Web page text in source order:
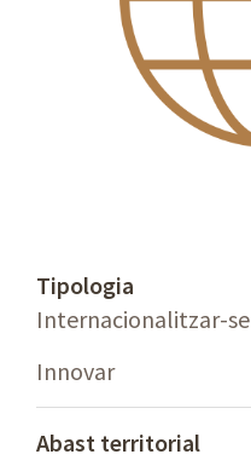
Tipologia
Internacionalitzar-se
Innovar
Abast territorial